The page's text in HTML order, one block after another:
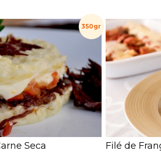
350gr
Seca Filé de